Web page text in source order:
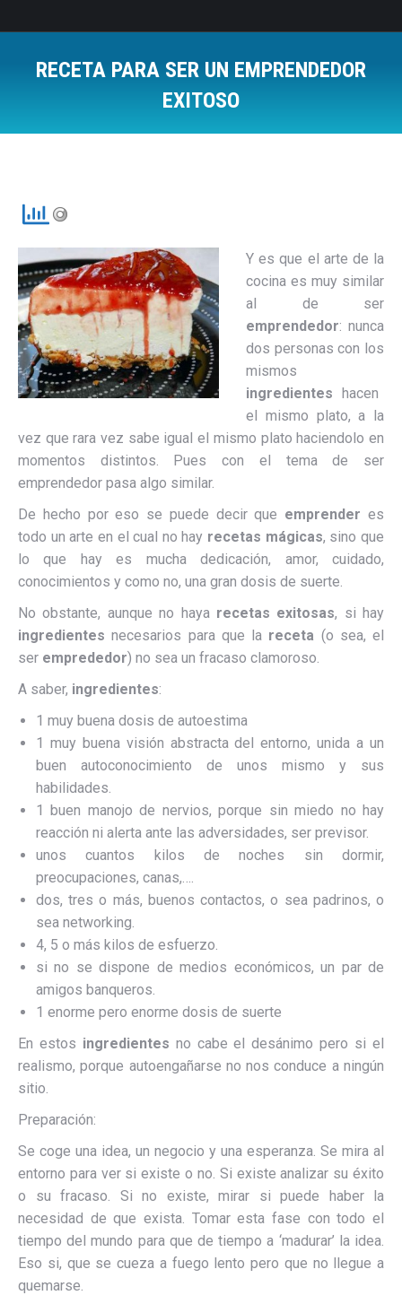
RECETA PARA SER UN EMPRENDEDOR
EXITOSO
Y es que el arte de la
cocina es muy similar
al de ser
emprendedor: nunca
dos personas con los
mismos
ingredientes hacen
el mismo plato, a la
vez que rara vez sabe igual el mismo plato haciendolo en
momentos distintos. Pues con el tema de ser
emprendedor pasa algo similar.
De hecho por eso se puede decir que emprender es
todo un arte en el cual no hay recetas mágicas, sino que
lo que hay es mucha dedicación, amor, cuidado,
conocimientos y como no, una gran dosis de suerte.
No obstante, aunque no haya recetas exitosas, si hay
ingredientesnecesarios para que la receta (o sea, el
ser emprededor) no sea un fracaso clamoroso.
A saber, ingredientes:
1 muy buena dosis de autoestima
1 muy buena visión abstracta del entorno, unida a un
buen autoconocimiento de unos mismo y sus
habilidades.
1 buen manojo de nervios, porque sin miedo no hay
reacción ni alerta ante las adversidades, ser previsor.
unos cuantos kilos de noches sin dormir,
preocupaciones, canas,….
dos, tres o más, buenos contactos, o sea padrinos, o
sea networking.
4, 5 o más kilos de esfuerzo.
si no se dispone de medios económicos, un par de
amigos banqueros.
1 enorme pero enorme dosis de suerte
En estos ingredientes no cabe el desánimo pero si el
realismo, porque autoengañarse no nos conduce a ningún
sitio.
Preparación:
Se coge una idea, un negocio y una esperanza. Se mira al
entorno para ver si existe o no. Si existe analizar su éxito
o su fracaso. Si no existe, mirar si puede haber la
necesidad de que exista. Tomar esta fase con todo el
tiempo del mundo para que de tiempo a ‘madurar’ la idea.
Eso si, que se cueza a fuego lento pero que no llegue a
quemarse.